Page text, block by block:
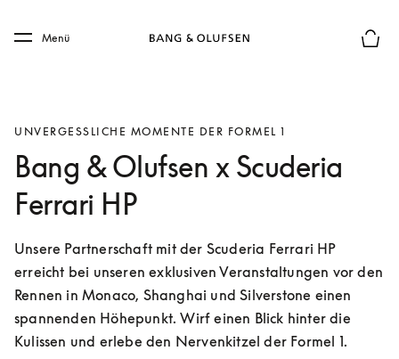
Skip to main footer
Menü
UNVERGESSLICHE MOMENTE DER FORMEL 1
Bang & Olufsen x Scuderia
Ferrari HP
Unsere Partnerschaft mit der Scuderia Ferrari HP
erreicht bei unseren exklusiven Veranstaltungen vor den
Rennen in Monaco, Shanghai und Silverstone einen
spannenden Höhepunkt. Wirf einen Blick hinter die
Kulissen und erlebe den Nervenkitzel der Formel 1.